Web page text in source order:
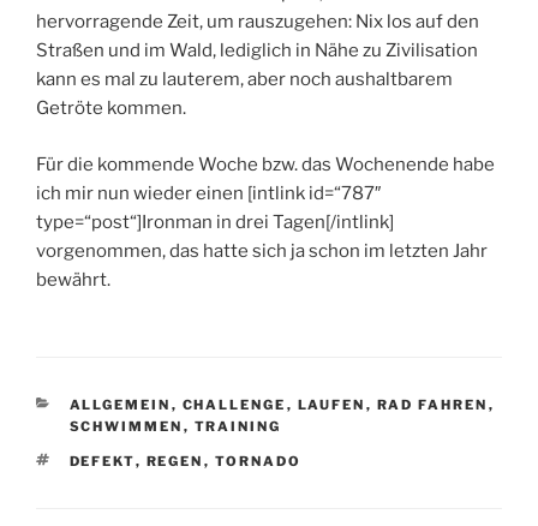
hervorragende Zeit, um rauszugehen: Nix los auf den
Straßen und im Wald, lediglich in Nähe zu Zivilisation
kann es mal zu lauterem, aber noch aushaltbarem
Getröte kommen.
Für die kommende Woche bzw. das Wochenende habe
ich mir nun wieder einen [intlink id=“787″
type=“post“]Ironman in drei Tagen[/intlink]
vorgenommen, das hatte sich ja schon im letzten Jahr
bewährt.
KATEGORIEN
ALLGEMEIN , CHALLENGE , LAUFEN , RAD FAHREN ,
SCHWIMMEN , TRAINING
SCHLAGWÖRTER
DEFEKT, REGEN , TORNADO